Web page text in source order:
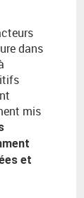
dans
mis
et